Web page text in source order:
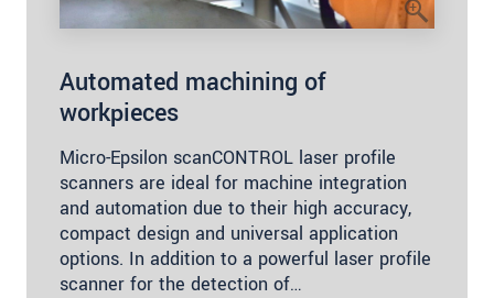
Automated machining of
workpieces
Micro-Epsilon scanCONTROL laser profile
scanners are ideal for machine integration
and automation due to their high accuracy,
compact design and universal application
options. In addition to a powerful laser profile
scanner for the detection of…